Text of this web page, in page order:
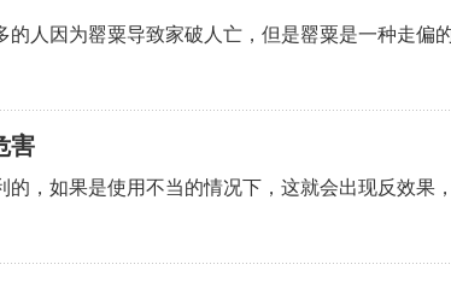
的人因为罂粟导致家破人亡，但是罂粟是一种走偏
害
的，如果是使用不当的情况下，这就会出现反效果